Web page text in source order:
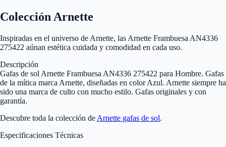
Colección Arnette
Inspiradas en el universo de Arnette, las Arnette Frambuesa AN4336
275422 aúnan estética cuidada y comodidad en cada uso.
Descripción
Gafas de sol Arnette Frambuesa AN4336 275422 para Hombre. Gafas
de la mítica marca Arnette, diseñadas en color Azul. Arnette siempre ha
sido una marca de culto con mucho estilo. Gafas originales y con
garantía.
Descubre toda la colección de Arnette gafas de sol.
Especificaciones Técnicas